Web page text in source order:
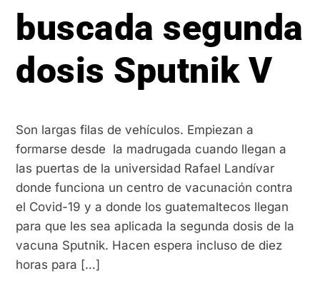
buscada segunda
dosis Sputnik V
Son largas filas de vehículos. Empiezan a
formarse desde la madrugada cuando llegan a
las puertas de la universidad Rafael Landívar
donde funciona un centro de vacunación contra
el Covid-19 y a donde los guatemaltecos llegan
para que les sea aplicada la segunda dosis de la
vacuna Sputnik. Hacen espera incluso de diez
horas para […]